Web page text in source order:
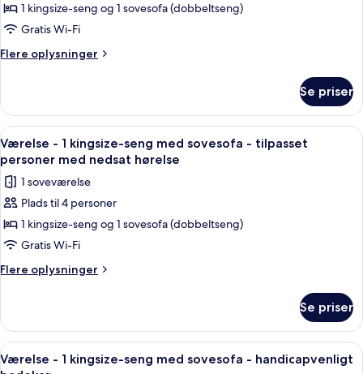
Shower)
Værelse
-
1
kingsize-
med
sovesofa
1 kingsize-seng og 1 sovesofa (dobbeltseng)
Gratis Wi-Fi
Flere oplysninger
Flere
-
kingsize-
seng
med
sovesofa
Se priser
Indlæs
alle
billeder
af
Værelse
-
1
kingsize-
sovesofa
tilpasset
Premium-sengetøj, senge med
10
Værelse - 1 kingsize-seng med sovesofa - tilpasset
personer med nedsat hørelse
1 soveværelse
Plads til 4 personer
1 kingsize-seng og 1 sovesofa (dobbeltseng)
Gratis Wi-Fi
Flere oplysninger
Flere
-
kingsize-
seng
Se priser
Indlæs
alle
Et hotelværelse med seng, sofa,
3
Værelse - 1 kingsize-seng med sovesofa - handicapvenligt